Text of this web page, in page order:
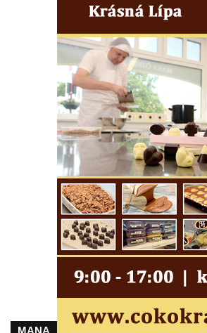
dominikánů u Piaristického náměstí v
Socha svatého Václava u pramene v
Semilech
Pamětní deska Tomáše Garrigue Masaryka
na radnici v Českých Budějovicích
Pamětní deska na biskupské rezidenci v
Českých Budějovicích
Pamětní deska Josefa Hloucha na
biskupské rezidenci v Českých
Budějovicích
Socha žáby u rybníčku na Náměstí v
Kamenném Újezdě
Újezd a Krauchthal v parku na Náměstí v
Kamenném Újezdě
Socha na náměstí J. V. Kamarýta ve
MANA